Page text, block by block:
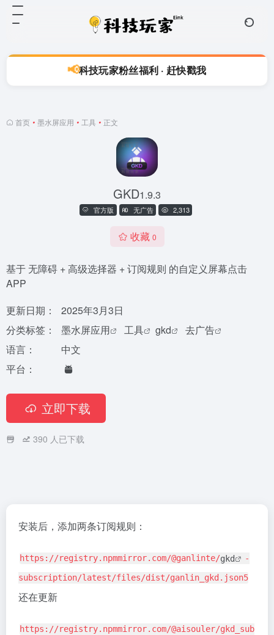
📢科技玩家粉丝福利 · 赶快戳我
首页 • 墨水屏应用 • 工具 • 正文
GKD1.9.3
官方版 无广告 2,313
收藏 0
基于 无障碍 + 高级选择器 + 订阅规则 的自定义屏幕点击
APP
更新日期：
2025年3月3日
分类标签：
墨水屏应用 工具 gkd
去广告
语言：
中文
平台：
立即下载
390 人已下载
安装后，添加两条订阅规则：
https://registry.npmmirror.com/@ganlinte/gkd
-
subscription/latest/files/dist/ganlin_gkd.json5
还在更新
https://registry.npmmirror.com/@aisouler/gkd_sub